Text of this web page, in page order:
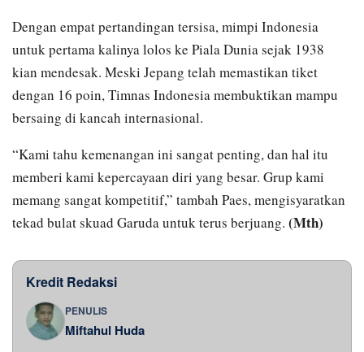
Dengan empat pertandingan tersisa, mimpi Indonesia
untuk pertama kalinya lolos ke Piala Dunia sejak 1938
kian mendesak. Meski Jepang telah memastikan tiket
dengan 16 poin, Timnas Indonesia membuktikan mampu
bersaing di kancah internasional.
“Kami tahu kemenangan ini sangat penting, dan hal itu
memberi kami kepercayaan diri yang besar. Grup kami
memang sangat kompetitif,” tambah Paes, mengisyaratkan
tekad bulat skuad Garuda untuk terus berjuang. (Mth)
Kredit Redaksi
PENULIS
Miftahul Huda